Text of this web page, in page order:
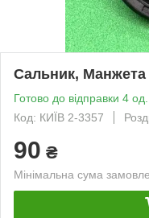
Сальник, Манжета
Готово до відправки 4 од.
Код: КИЇВ 2-3357
90 ₴
Мінімальна сума